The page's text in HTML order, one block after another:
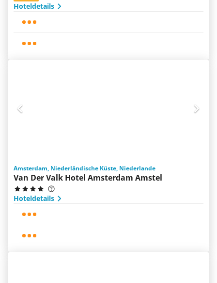
Hoteldetails
Amsterdam, Niederländische Küste, Niederlande
Van Der Valk Hotel Amsterdam Amstel
Hoteldetails